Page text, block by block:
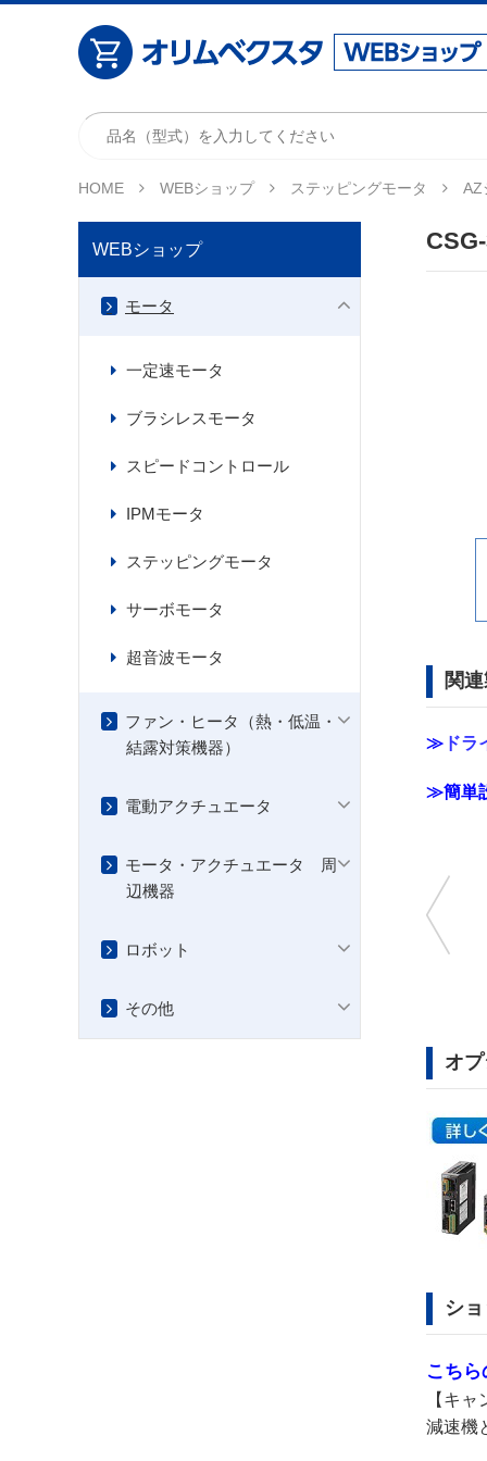
HOME WEBショップ ステッピングモータ AZ
関
≫ ド
≫簡単
オ
シ
こち
【キ
減速機
WEBショップ
モータ
一定速モータ
ブラシレスモータ
スピードコントロール
IPMモータ
ステッピングモータ
サーボモータ
超音波モータ
ファン・ヒータ（熱・低温・
結露対策機器）
電動アクチュエータ
モータ・アクチュエータ 周
辺機器
ロボット
その他